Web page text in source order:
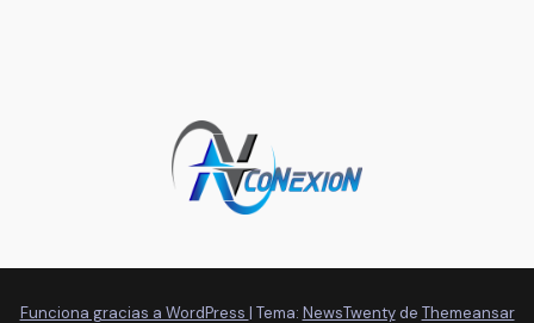
Funciona gracias a WordPress | Tema: NewsTwentyde Themeansar